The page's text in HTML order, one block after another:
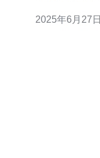
势： 高性能：VPS越南具有强大的处理能力和高速的网络
2025年6月27日